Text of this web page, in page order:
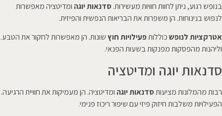
בנופש רגוע, ניתן לחוות חוויות מעשירות.סדנאות יוגה ומדיטציה מאפשרות
לנפוש בנינוחות. הן משפרות את הבריאות הנפשית והפיזית.
אטרקציות לנופשכוללותפעילויות חוץשונות. הן מאפשרות לחקור את הטבע.
וליהנות מהפסקות מפנקות בשעות הפנאי.
סדנאות יוגה ומדיטציה
רבות מהמלונות מציעותסדנאות יוגה ומדיטציה. הן מעמיקות את חוויית הרגיעה.
הפעילויות משלבות חיזוק פיזי עם שיפור ריכוז פנימי.